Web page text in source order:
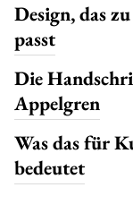
Design, das
passt
Die
Appelgren
Was das für
bedeutet